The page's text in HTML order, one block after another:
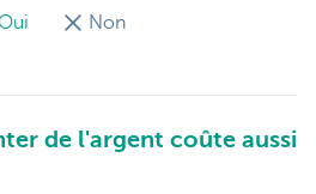
Oui Non
de l'argent coûte aussi